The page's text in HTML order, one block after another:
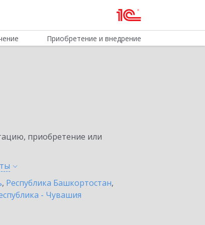
Приобретение и внедрение
приобретение или
, Республика Башкортостан,
- Чувашия